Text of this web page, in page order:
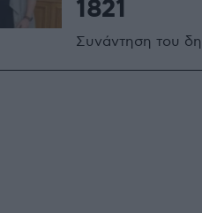
1821
Συνάντηση του